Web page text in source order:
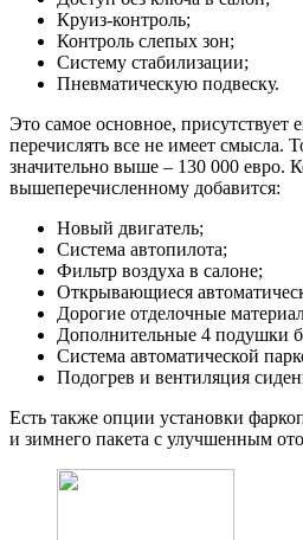
Круиз-контроль;
Контроль слепых зон;
Систему стабилизации;
Пневматическую подвеску.
Это самое основное, присутствует
перечислять все не имеет смысла.
значительно выше – 130 000 евро.
вышеперечисленному добавится:
Новый двигатель;
Система автопилота;
Фильтр воздуха в салоне;
Открывающиеся
Дорогие отделочные
Дополнительные 4 подушки
Система автоматической
Подогрев и вентиляция
Есть также опции установки
и зимнего пакета с улучшенным